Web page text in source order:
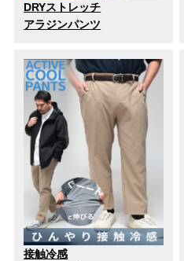
DRYストレッチ
アラジンパンツ
接触冷感